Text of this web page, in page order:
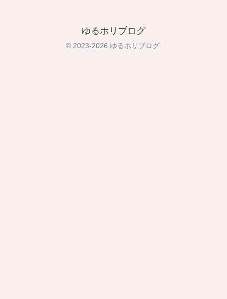
ゆるホリブログ
© 2023-2026 ゆるホリブログ.